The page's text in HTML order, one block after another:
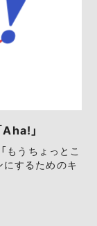
」
もうちょっとこ
にするためのキ